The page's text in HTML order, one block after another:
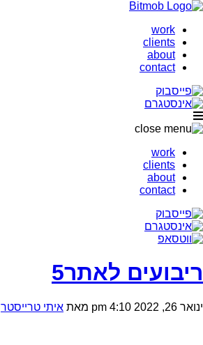
work
clients
about
contact
work
clients
about
contact
ריבועים לאתר5
ינואר 26, 2022 4:10 pm מאת איתי טרייסטר